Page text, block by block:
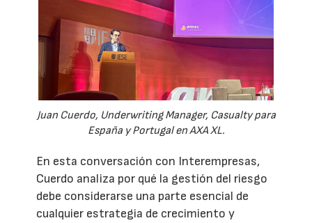
Juan Cuerdo, Underwriting Manager, Casualty para
España y Portugal en AXA XL.
En esta conversación con Interempresas,
Cuerdo analiza por qué la gestión del riesgo
debe considerarse una parte esencial de
cualquier estrategia de crecimiento y